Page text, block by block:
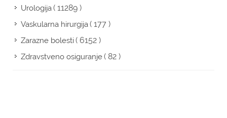
Urologija( 11289 )
Vaskularna hirurgija( 177 )
Zarazne bolesti( 6152 )
Zdravstveno osiguranje( 82 )